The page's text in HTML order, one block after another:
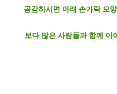
공감하시면 아래 손가락 모
보다 많은 사람들과 함께 이